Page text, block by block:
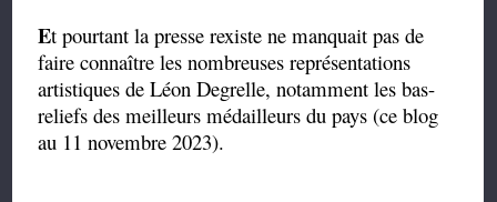
Et pourtant la presse rexiste ne manquait pas de
faire connaître les nombreuses représentations
artistiques de Léon Degrelle, notamment les bas-
reliefs des meilleurs médailleurs du pays (ce blog
au 11 novembre 2023).